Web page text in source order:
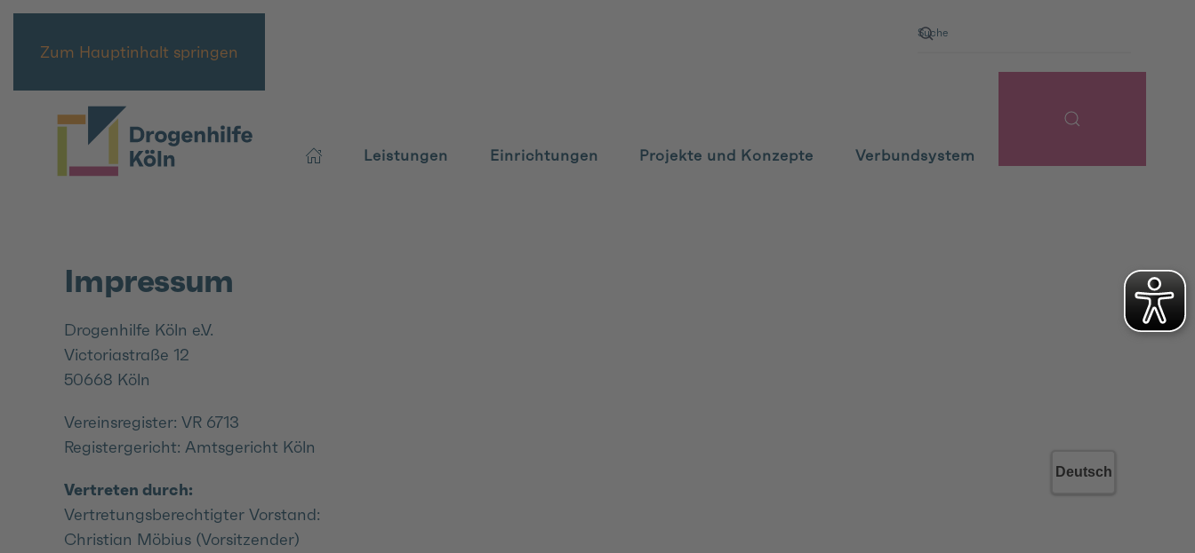
Zum Hauptinhalt springen
Leistungen Einrichtungen Projekte und Konzepte Verbundsystem
Impressum
Drogenhilfe Köln e.V.
Victoriastraße 12
50668 Köln
Vereinsregister: VR 6713
Registergericht: Amtsgericht Köln
Vertreten durch:
Vertretungsberechtigter Vorstand:
Christian Möbius (Vorsitzender)